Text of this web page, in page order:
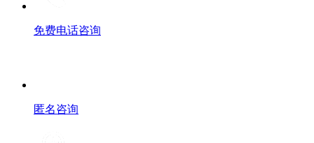
免费电话咨询
匿名咨询